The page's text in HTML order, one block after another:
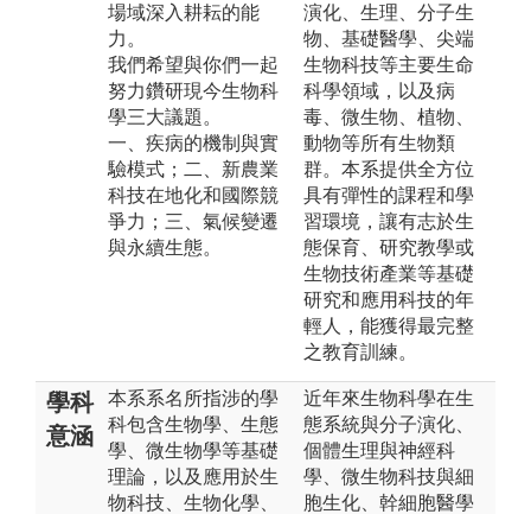
場域深入耕耘的能
力。
我們希望與你們一起
努力鑽研現今生物科
學三大議題。
一、疾病的機制與實
驗模式；二、新農業
科技在地化和國際競
爭力；三、氣候變遷
與永續生態。
演化、生理、分子生
物、基礎醫學、尖端
生物科技等主要生命
科學領域，以及病
毒、微生物、植物、
動物等所有生物類
群。本系提供全方位
具有彈性的課程和學
習環境，讓有志於生
態保育、研究教學或
生物技術產業等基礎
研究和應用科技的年
輕人，能獲得最完整
之教育訓練。
學科
意涵
本系系名所指涉的學
科包含生物學、生態
學、微生物學等基礎
理論，以及應用於生
物科技、生物化學、
近年來生物科學在生
態系統與分子演化、
個體生理與神經科
學、微生物科技與細
胞生化、幹細胞醫學